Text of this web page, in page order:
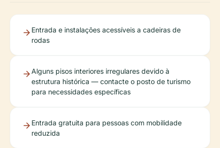
Entrada e instalações acessíveis a cadeiras de
rodas
Alguns pisos interiores irregulares devido à
estrutura histórica — contacte o posto de turismo
para necessidades específicas
Entrada gratuita para pessoas com mobilidade
reduzida